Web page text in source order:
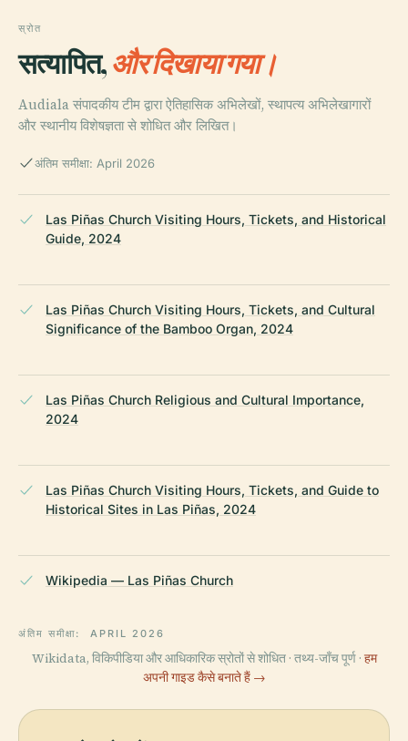
स्रोत
सत्यापित,और दिखाया गया।
Audiala संपादकीय टीम द्वारा ऐतिहासिक अभिलेखों, स्थापत्य अभिलेखागारों
और स्थानीय विशेषज्ञता से शोधित और लिखित।
अंतिम समीक्षा: April 2026
Las Piñas Church Visiting Hours, Tickets, and Historical
Guide, 2024
Las Piñas Church Visiting Hours, Tickets, and Cultural
Significance of the Bamboo Organ, 2024
Las Piñas Church Religious and Cultural Importance,
2024
Las Piñas Church Visiting Hours, Tickets, and Guide to
Historical Sites in Las Piñas, 2024
Wikipedia — Las Piñas Church
अंतिम समीक्षा: APRIL 2026
Wikidata, विकिपीडिया और आधिकारिक स्रोतों से शोधित · तथ्य-जाँच पूर्ण · हम
अपनी गाइड कैसे बनाते हैं →